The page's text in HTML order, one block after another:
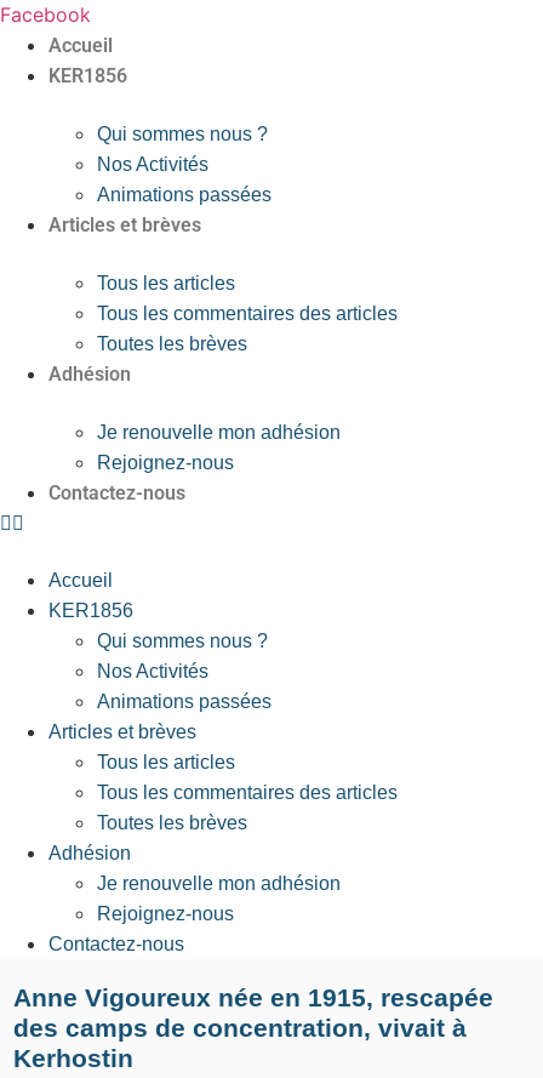
Facebook
Accueil
KER1856
Qui sommes nous ?
Nos Activités
Animations passées
Articles et brèves
Tous les articles
Tous les commentaires des articles
Toutes les brèves
Adhésion
Je renouvelle mon adhésion
Rejoignez-nous
Contactez-nous
Accueil
KER1856
Qui sommes nous ?
Nos Activités
Animations passées
Articles et brèves
Tous les articles
Tous les commentaires des articles
Toutes les brèves
Adhésion
Je renouvelle mon adhésion
Rejoignez-nous
Contactez-nous
Anne Vigoureux née en 1915, rescapée
des camps de concentration, vivait à
Kerhostin